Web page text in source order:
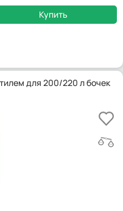
Купить
для 200/220 л бочек